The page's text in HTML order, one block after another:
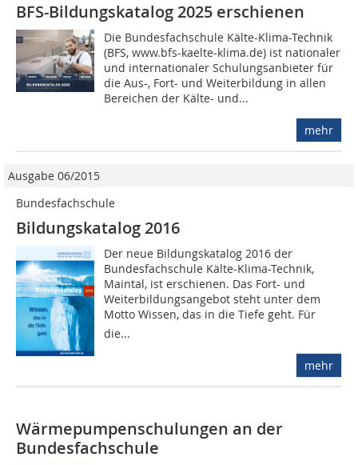
BFS-Bildungskatalog 2025 erschienen
Die Bundesfachschule Kälte-Klima-Technik
(BFS, www.bfs-kaelte-klima.de) ist nationaler
und internationaler Schulungsanbieter für
die Aus-, Fort- und Weiterbildung in allen
Bereichen der Kälte- und...
mehr
Ausgabe 06/2015
Bundesfachschule
Bildungskatalog 2016
Der neue Bildungskatalog 2016 der
Bundesfachschule Kälte-Klima-Technik,
Maintal, ist erschienen. Das Fort- und
Weiterbildungsangebot steht unter dem
Motto Wissen, das in die Tiefe geht. Für
die...
mehr
Wärmepumpenschulungen an der
Bundesfachschule